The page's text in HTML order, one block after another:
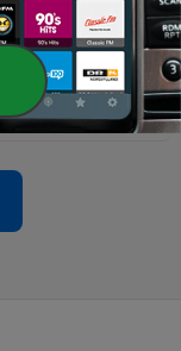
Arousal